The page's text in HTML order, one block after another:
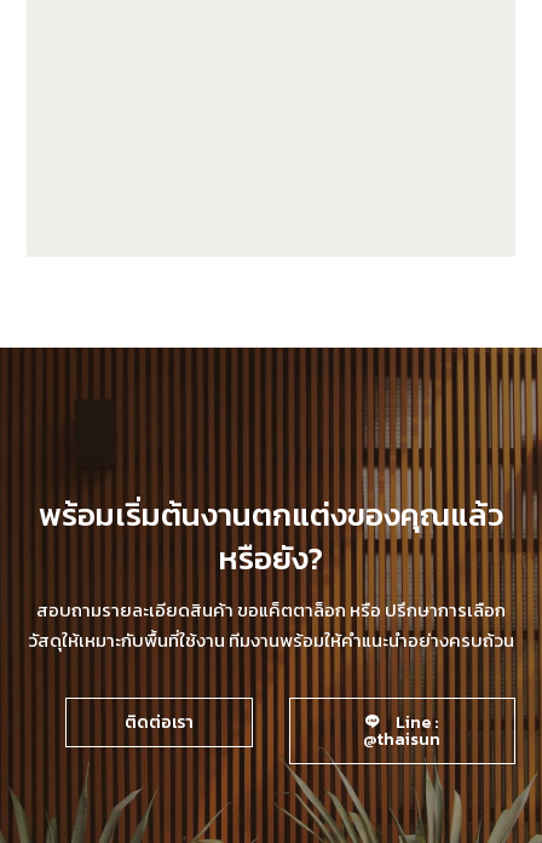
พร้อมเริ่มต้นงานตกแต่งของคุณแล้ว
หรือยัง?
สอบถามรายละเอียดสินค้า ขอแค็ตตาล็อก หรือ ปรึกษาการเลือก
วัสดุให้เหมาะกับพื้นที่ใช้งาน ทีมงานพร้อมให้คำแนะนำอย่างครบถ้วน
ติดต่อเรา Line :
@thaisun